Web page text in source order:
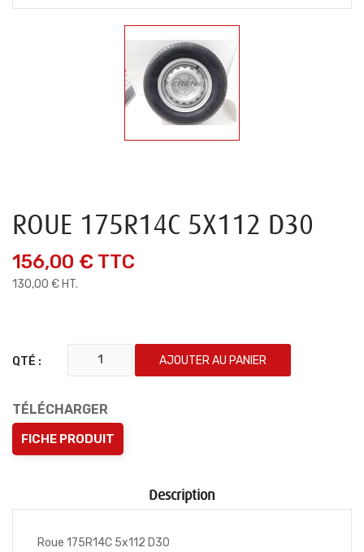
ROUE 175R14C 5X112 D30
156,00 € TTC
130,00 € HT.
QTÉ : AJOUTER AU PANIER
TÉLÉCHARGER
FICHE PRODUIT
Description
Roue 175R14C 5x112 D30